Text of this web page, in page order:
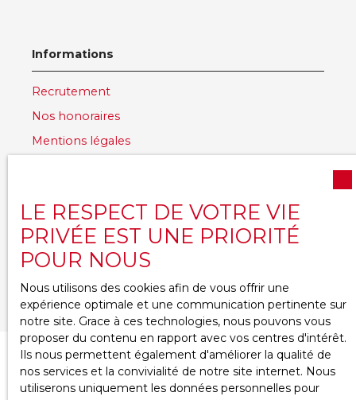
Informations
Recrutement
Nos honoraires
Mentions légales
Gérer les cookies
Propulsé par
LE RESPECT DE VOTRE VIE
PRIVÉE EST UNE PRIORITÉ
POUR NOUS
Nous utilisons des cookies afin de vous offrir une
expérience optimale et une communication pertinente sur
notre site. Grace à ces technologies, nous pouvons vous
proposer du contenu en rapport avec vos centres d'intérêt.
Ils nous permettent également d'améliorer la qualité de
nos services et la convivialité de notre site internet. Nous
utiliserons uniquement les données personnelles pour